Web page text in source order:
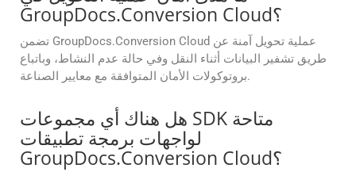
GroupDocs.Conversion Cloud؟
تضمن GroupDocs.Conversion Cloud عملية تحويل آمنة عن
طريق تشفير البيانات أثناء النقل وفي حالة عدم النشاط، وباتباع
بروتوكولات الأمان المتوافقة مع معايير الصناعة.
هل هناك أي مجموعات SDK متاحة
لواجهات برمجة تطبيقات
GroupDocs.Conversion Cloud؟